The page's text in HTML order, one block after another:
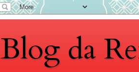
Blog da